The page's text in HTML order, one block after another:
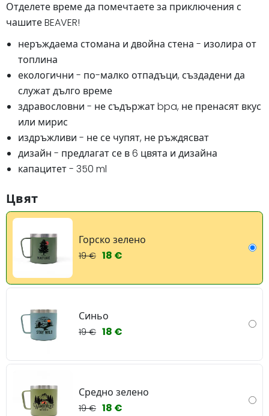
Отделете време да помечтаете за приключения с
чашите BEAVER!
неръждаема стомана и двойна стена - изолира от
топлина
екологични - по-малко отпадъци, създадени да
служат дълго време
здравословни - не съдържат bpa, не пренасят вкус
или мирис
издръжливи - не се чупят, не ръждясват
дизайн - предлагат се в 6 цвята и дизайна
капацитет - 350 ml
Цвят
Горско зелено
19 € 18 €
Синьо
19 € 18 €
Средно зелено
19 € 18 €